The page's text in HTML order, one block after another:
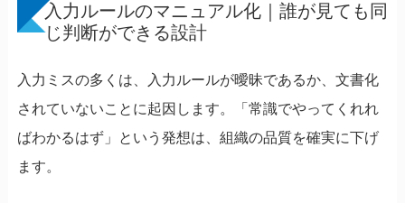
入力ルールのマニュアル化｜誰が見ても同
じ判断ができる設計
入力ミスの多くは、入力ルールが曖昧であるか、文書化
されていないことに起因します。「常識でやってくれれ
ばわかるはず」という発想は、組織の品質を確実に下げ
ます。